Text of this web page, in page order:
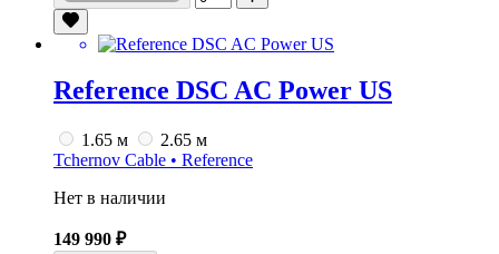
Reference DSC AC Power US
1.65 м
2.65 м
Tchernov Cable • Reference
Нет в наличии
149 990 ₽